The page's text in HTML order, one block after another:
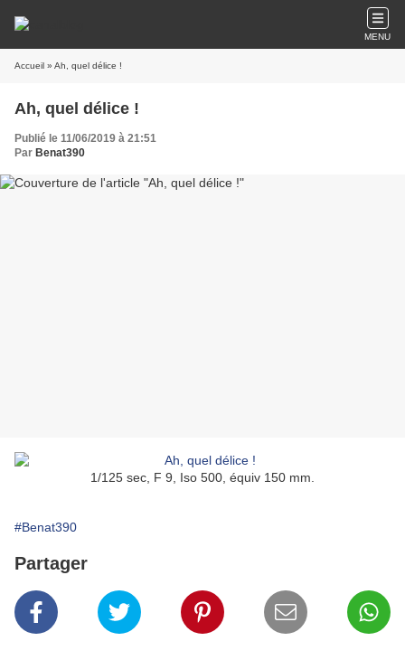
MENU
Accueil » Ah, quel délice !
Ah, quel délice !
Publié le 11/06/2019 à 21:51
Par Benat390
1/125 sec, F 9, Iso 500, équiv 150 mm.
#Benat390
Partager